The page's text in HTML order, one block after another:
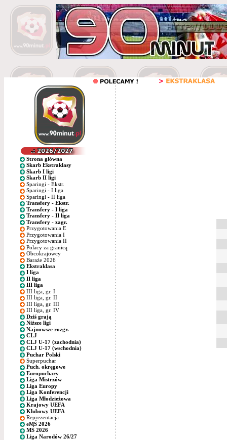
Strona główna
Skarb Ekstraklasy
Skarb I ligi
Skarb II ligi
Sparingi - Ekstr.
Sparingi - I liga
Sparingi - II liga
Transfery - Ekstr.
Transfery - I liga
Transfery - II liga
Transfery - zagr.
Przygotowania E
Przygotowania I
Przygotowania II
Polacy za granicą
Obcokrajowcy
Baraże 2026
Ekstraklasa
I liga
II liga
III liga
III liga, gr. I
III liga, gr. II
III liga, gr. III
III liga, gr. IV
Dziś grają
Niższe ligi
Najnowsze rozgr.
CLJ
CLJ U-17 (zachodnia)
CLJ U-17 (wschodnia)
Puchar Polski
Superpuchar
Puch. okręgowe
Europuchary
Liga Mistrzów
Liga Europy
Liga Konferencji
Liga Młodzieżowa
Krajowy UEFA
Klubowy UEFA
Reprezentacja
eMŚ 2026
MŚ 2026
Liga Narodów 26/27